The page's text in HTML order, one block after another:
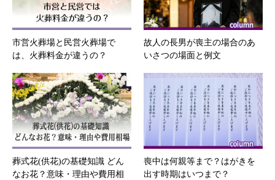
市営火葬場と民営火葬場で
は、火葬料金が違うの？
故人の長男が喪主の場合のあ
いさつの場面と例文
葬式花(供花)の基礎知識 どん
なお花？意味・理由や費用相
喪中は何親等まで？はがきを
出す時期はいつまで？